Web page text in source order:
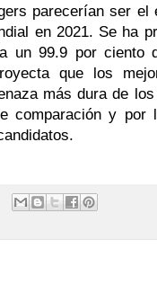
parecerían ser el
en 2021. Se ha
un 99.9 por ciento
que los
más dura de
comparación y por